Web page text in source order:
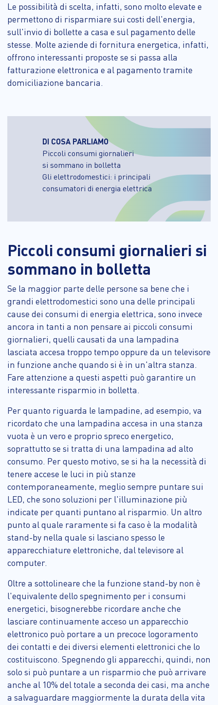
Le possibilità di scelta, infatti, sono molto elevate e
permettono di risparmiare sui costi dell'energia,
sull'invio di bollette a casa e sul pagamento delle
stesse. Molte aziende di fornitura energetica, infatti,
offrono interessanti proposte se si passa alla
fatturazione elettronica e al pagamento tramite
domiciliazione bancaria.
DI COSA PARLIAMO
Piccoli consumi giornalieri
si sommano in bolletta
Gli elettrodomestici: i principali
consumatori di energia elettrica
Piccoli consumi giornalieri si
sommano in bolletta
Se la maggior parte delle persone sa bene che i
grandi elettrodomestici sono una delle principali
cause dei consumi di energia elettrica, sono invece
ancora in tanti a non pensare ai piccoli consumi
giornalieri, quelli causati da una lampadina
lasciata accesa troppo tempo oppure da un televisore
in funzione anche quando si è in un'altra stanza.
Fare attenzione a questi aspetti può garantire un
interessante risparmio in bolletta.
Per quanto riguarda le lampadine, ad esempio, va
ricordato che una lampadina accesa in una stanza
vuota è un vero e proprio spreco energetico,
soprattutto se si tratta di una lampadina ad alto
consumo. Per questo motivo, se si ha la necessità di
tenere accese le luci in più stanze
contemporaneamente, meglio sempre puntare sui
LED, che sono soluzioni per l'illuminazione più
indicate per quanti puntano al risparmio. Un altro
punto al quale raramente si fa caso è la modalità
stand-by nella quale si lasciano spesso le
apparecchiature elettroniche, dal televisore al
computer.
Oltre a sottolineare che la funzione stand-by non è
l'equivalente dello spegnimento per i consumi
energetici, bisognerebbe ricordare anche che
lasciare continuamente acceso un apparecchio
elettronico può portare a un precoce logoramento
dei contatti e dei diversi elementi elettronici che lo
costituiscono. Spegnendo gli apparecchi, quindi, non
solo si può puntare a un risparmio che può arrivare
anche al 10% del totale a seconda dei casi, ma anche
a salvaguardare maggiormente la durata della vita